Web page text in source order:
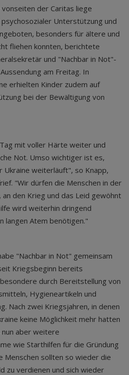
der Caritas liege
Unterstützung und
besonders für ältere und
fliehen konnten, berichtete
und "Nachbar in Not"-
am Freitag. In
erhielten Kinder zudem auf
bei der Bewältigung von
mit voller Härte weiter und
Not. Umso wichtiger ist es,
Ukraine weiterläuft", so Knapp,
"Wir dürfen die Menschen in der
den Krieg und das Leid gewöhnt
wird weiterhin dringend
langen Atem benötigen."
"Nachbar in Not" gemeinsam
Kriegsbeginn bereits
durch Bereitstellung von
Hygieneartikeln und
Nach zwei Kriegsjahren, in denen
keine Möglichkeit mehr hatten
aber weitere
wie Starthilfen für die Gründung
Menschen sollten so wieder die
zu verdienen und sich wieder